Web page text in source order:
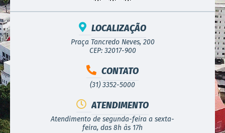
LOCALIZAÇÃO
Praça Tancredo Neves, 200
CEP: 32017-900
CONTATO
(31) 3352-5000
ATENDIMENTO
Atendimento de segunda-feira a sexta-
feira, das 8h às 17h